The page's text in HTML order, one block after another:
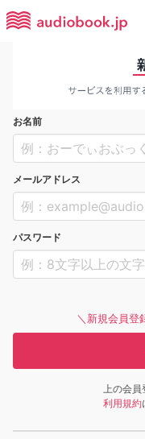
お名前
メールアドレス
パスワード
＼新規会員登
上の会
利用規約